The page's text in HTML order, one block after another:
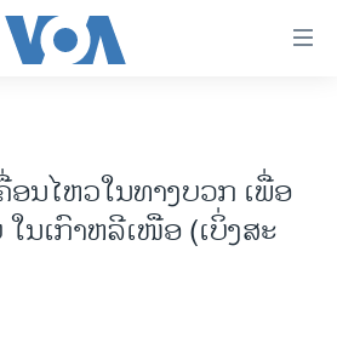
ສະຫະລັດ 2024
ອນໄຫວໃນທາງບວກ ເພື່ອ
ນເກົາຫລີເໜືອ (ເບິ່ງສະ